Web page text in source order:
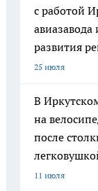
с работой
развития
25 июля
В
на
после
11 июля